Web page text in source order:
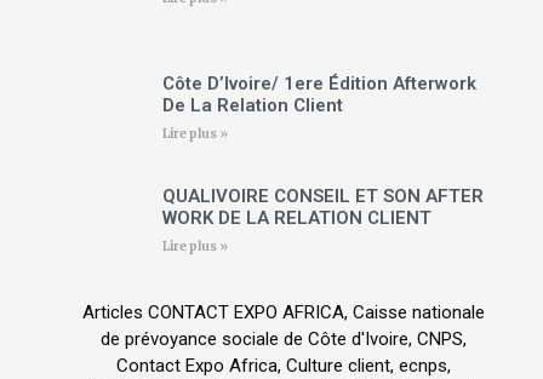
Côte D’Ivoire/ 1ere Édition Afterwork
De La Relation Client
Lire plus »
QUALIVOIRE CONSEIL ET SON AFTER
WORK DE LA RELATION CLIENT
Lire plus »
Articles CONTACT EXPO AFRICA, Caisse nationale
de prévoyance sociale de Côte d'Ivoire, CNPS,
Contact Expo Africa, Culture client, ecnps,